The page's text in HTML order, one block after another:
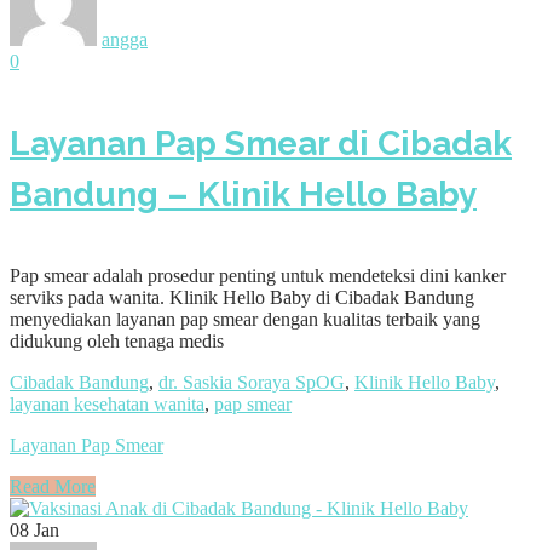
angga
0
Layanan Pap Smear di Cibadak
Bandung – Klinik Hello Baby
Pap smear adalah prosedur penting untuk mendeteksi dini kanker
serviks pada wanita. Klinik Hello Baby di Cibadak Bandung
menyediakan layanan pap smear dengan kualitas terbaik yang
didukung oleh tenaga medis
Cibadak Bandung, dr. Saskia Soraya SpOG, Klinik Hello Baby,
layanan kesehatan wanita, pap smear
Layanan Pap Smear
Read More
08 Jan